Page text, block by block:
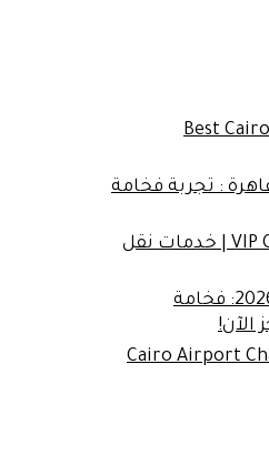
Best
: تجربة فخامة
VIP Conference Transportation | خدمات نقل
احجز ليموزين مطار القاهرة 2026: فخامة
الآن!
Cairo Airport